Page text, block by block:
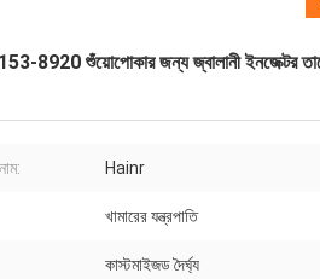
153-8920 শুঁয়োপোকার জন্য জ্বালানী ইনজেক্টর
Hainr
খামারের যন্ত্রপাতি
কাস্টমাইজড দৈর্ঘ্য